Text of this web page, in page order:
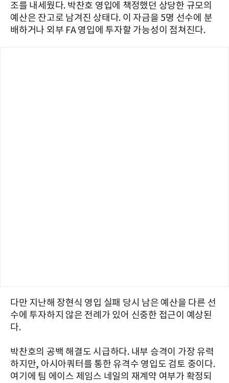
조를 내세웠다. 박찬호 영입에 책정했던 상당한 규모의
예산은 잔고로 남겨진 상태다. 이 자금을 5명 선수에 분
배하거나 외부 FA 영입에 투자할 가능성이 점쳐진다.
다만 지난해 장현식 영입 실패 당시 남은 예산을 다른 선
수에 투자하지 않은 전례가 있어 신중한 접근이 예상된
다.
박찬호의 공백 해결도 시급하다. 내부 승격이 가장 유력
하지만, 아시아쿼터를 통한 유격수 영입도 검토 중이다.
여기에 팀 에이스 제임스 네일의 재계약 여부가 확정되